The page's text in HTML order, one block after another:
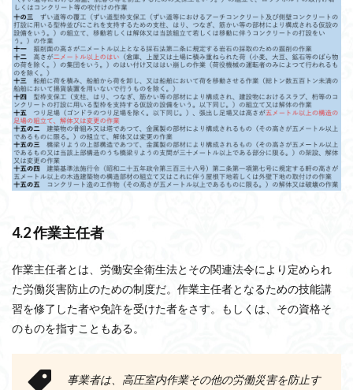
4.2 作業主任者
作業主任者とは、労働安全衛生法とその関連法令により定められ
た労働災害防止のための制度だ。作業主任者となるための技能講
習を修了した者や免許を受けた者をさす。もしくは、その資格そ
のものを指すこともある。
事業者は、高圧室内作業その他の労働災害を防止す